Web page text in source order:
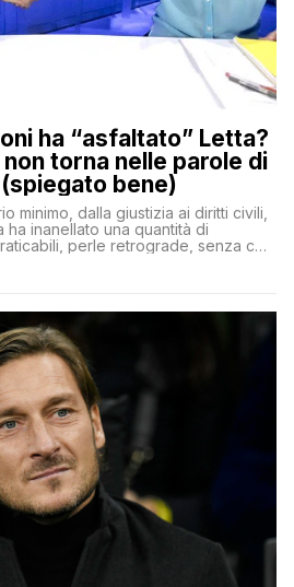
ha “asfaltato” Letta?
torna nelle parole di
bene)
minimo, dalla giustizia ai diritti civili,
ha inanellato una quantità di
perle retrograde, senza che
sinistra – glielo abbia fatto notare